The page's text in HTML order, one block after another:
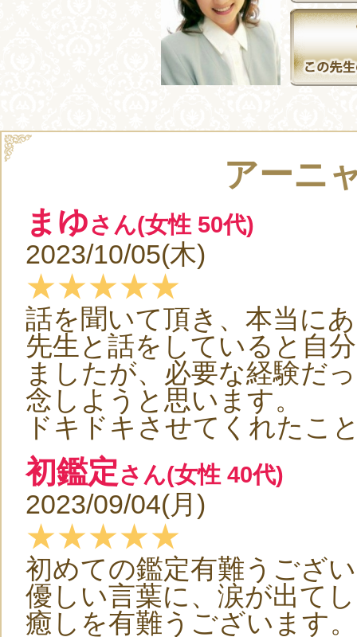
アーニ
まゆさん(女性 50代)
2023/10/05(木)
★★★★★
話を聞いて頂き、本当に
先生と話をしていると自
ましたが、必要な経験だ
念しようと思います。
ドキドキさせてくれたこ
初鑑定さん(女性 40代)
2023/09/04(月)
★★★★★
初めての鑑定有難うござ
優しい言葉に、涙が出て
癒しを有難うございます。